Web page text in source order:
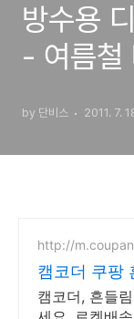
방수용
- 여름철
by 단비스 2011. 7.
http://
캠코더 쿠팡
캠코더, 흔들